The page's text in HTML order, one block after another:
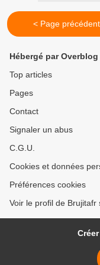
< Page
Hébergé par Overblog
Top articles
Pages
Contact
Signaler un abus
C.G.U.
Cookies et données
Préférences cookies
Voir le profil de